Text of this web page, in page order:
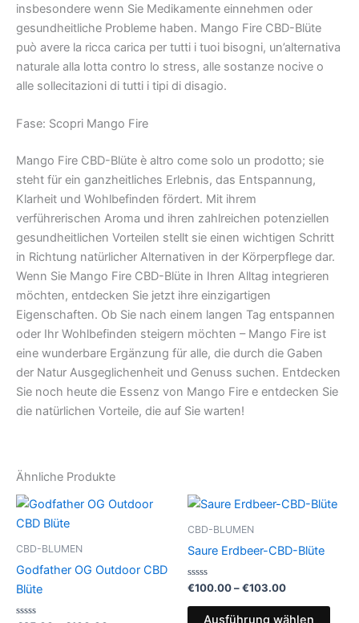
insbesondere wenn Sie Medikamente einnehmen oder
gesundheitliche Probleme haben. Mango Fire CBD-Blüte
può avere la ricca carica per tutti i tuoi bisogni, un’alternativa
naturale alla lotta contro lo stress, alle sostanze nocive o
alle sollecitazioni di tutti i tipi di disagio.
Fase: Scopri Mango Fire
Mango Fire CBD-Blüte è altro come solo un prodotto; sie
steht für ein ganzheitliches Erlebnis, das Entspannung,
Klarheit und Wohlbefinden fördert. Mit ihrem
verführerischen Aroma und ihren zahlreichen potenziellen
gesundheitlichen Vorteilen stellt sie einen wichtigen Schritt
in Richtung natürlicher Alternativen in der Körperpflege dar.
Wenn Sie Mango Fire CBD-Blüte in Ihren Alltag integrieren
möchten, entdecken Sie jetzt ihre einzigartigen
Eigenschaften. Ob Sie nach einem langen Tag entspannen
oder Ihr Wohlbefinden steigern möchten – Mango Fire ist
eine wunderbare Ergänzung für alle, die durch die Gaben
der Natur Ausgeglichenheit und Genuss suchen. Entdecken
Sie noch heute die Essenz von Mango Fire e entdecken Sie
die natürlichen Vorteile, die auf Sie warten!
Ähnliche Produkte
CBD-BLUMEN
Godfather OG Outdoor CBD
Blüte
CBD-BLUMEN
Saure Erdbeer-CBD-Blüte
Bewertet
0
€100.00–€103.00Preisspanne:
bis
Ausführung wählen